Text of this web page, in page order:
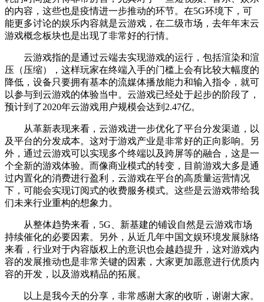
的内容，这些也是疫情进一步推动的环节。在5G环境下，可
能更多讨论的娱乐内容就是云游戏，在二级市场，去年年末云
游戏概念板块也是出现了非常好的行情。
云游戏指的是通过云端去实现游戏的运行，包括渲染和渲
压（压缩），这样玩家在终端入手的门槛上会有比较大幅度的
降低，设备只要拥有基本的流媒体播放能力和输入指令，就可
以参与到云游戏的体验当中。云游戏已经处于起步的阶段了，
预计到了2020年云游戏用户规模会达到2.47亿。
从革新表现来看，云游戏进一步优化了平台分发渠道，以
及平台的分发成本。这对于游戏产业是非常好的正向影响。另
外，通过云游戏可以实现多个终端以及跨屏等的融合，这是一
个全新的游戏体验。而像商业模式的转变，目前游戏大多是通
过内置化的消费进行盈利，云游戏在平台的高质量运营情况
下，可能会实现订阅式的收费服务模式。这些是云游戏带给我
们未来行业重构的想象力。
从整体趋势来看，5G、新基建的铺设自然是云游戏市场
持续催化的必要因素。另外，从近几年中国文娱环境发展脉络
来看，行业对于内容版权上的意识也会越趋提升，这对游戏内
容的发展推动也是非常关键的因素，大家更加愿意进行优质内
容的开发，以及游戏精品的拓展。
以上是我今天的分享，非常感谢大家的收听，谢谢大家。